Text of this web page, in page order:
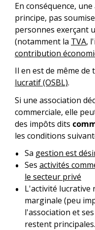
En conséquence,
principe, pas
personnes exerçant
(notamment la TVA,
contribution
Il en est de même de
lucratif (OSBL).
Si une association
commerciale, elle
des impôts dits
les conditions
Sa gestion est
Ses activités
le secteur privé
L'activité lucrative
marginale (peu
l'association et
restent principales.